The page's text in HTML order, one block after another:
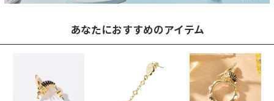
あなたにおすすめのアイテム